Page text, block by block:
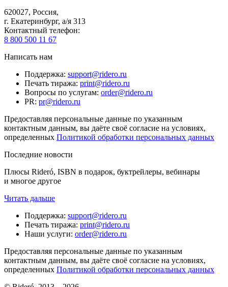
620027, Россия,
г. Екатеринбург, а/я 313
Контактный телефон:
8 800 500 11 67
Написать нам
Поддержка: support@ridero.ru
Печать тиража: print@ridero.ru
Вопросы по услугам: order@ridero.ru
PR: pr@ridero.ru
Предоставляя персональные данные по указанным
контактным данным, вы даёте своё согласие на условиях,
определенных Политикой обработки персональных данных
Последние новости
Плюсы Rideró, ISBN в подарок, буктрейлеры, вебинары
и многое другое
Читать дальше
Поддержка: support@ridero.ru
Печать тиража: print@ridero.ru
Наши услуги: order@ridero.ru
Предоставляя персональные данные по указанным
контактным данным, вы даёте своё согласие на условиях,
определенных Политикой обработки персональных данных